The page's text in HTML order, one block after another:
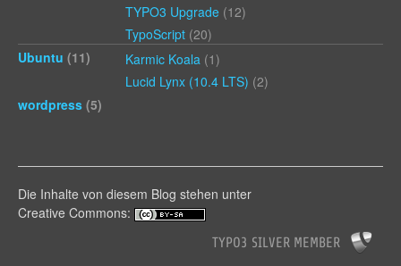
TYPO3 Upgrade (12)
TypoScript (20)
Ubuntu (11) Karmic Koala (1)
Lucid Lynx (10.4 LTS) (2)
wordpress (5)
Die Inhalte von diesem Blog stehen unter
Creative Commons: